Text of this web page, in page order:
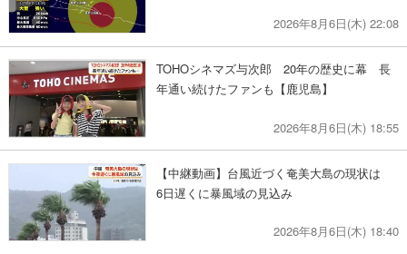
2026年8月6日(木) 22:08
TOHOシネマズ与次郎 20年の歴史に幕 長
年通い続けたファンも【鹿児島】
2026年8月6日(木) 18:55
【中継動画】台風近づく奄美大島の現状は
6日遅くに暴風域の見込み
2026年8月6日(木) 18:40